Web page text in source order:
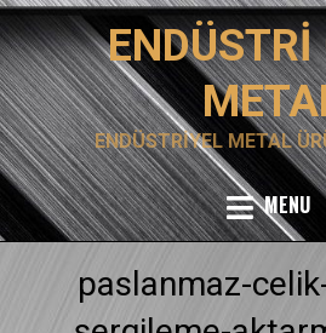
Skip
to
content
ENDÜSTRI
ENDÜSTRIYEL METAL
MENU
paslanmaz-